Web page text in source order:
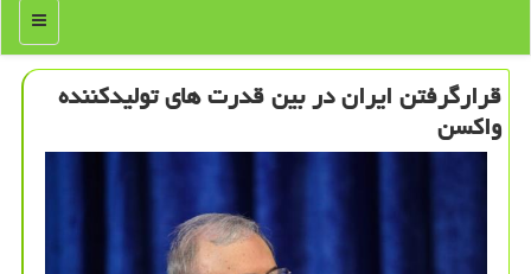
منو
قرارگرفتن ایران در بین قدرت های تولیدكننده
واكسن